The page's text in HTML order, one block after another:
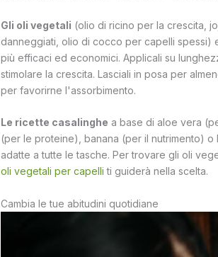
Gli oli vegetali (olio di ricino per la crescita,
danneggiati, olio di cocco per capelli spessi)
più efficaci ed economici. Applicali su
stimolare la crescita. Lasciali in posa per
per favorirne l'assorbimento.
Le ricette casalinghe a base di aloe vera
(per le proteine), banana (per il nutrimento)
adatte a tutte le tasche. Per trovare gli oli
oli vegetali per capelli ti guiderà nella scelta.
Cambia le tue abitudini quotidiane